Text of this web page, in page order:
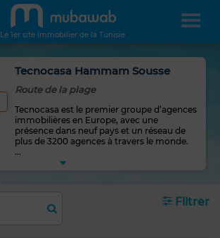
Le 1er site immobilier de la Tunisie
Tecnocasa Hammam Sousse
Route de la plage
Tecnocasa est le premier groupe d’agences
immobilières en Europe, avec une
présence dans neuf pays et un réseau de
plus de 3200 agences à travers le monde.
...
Filtrer